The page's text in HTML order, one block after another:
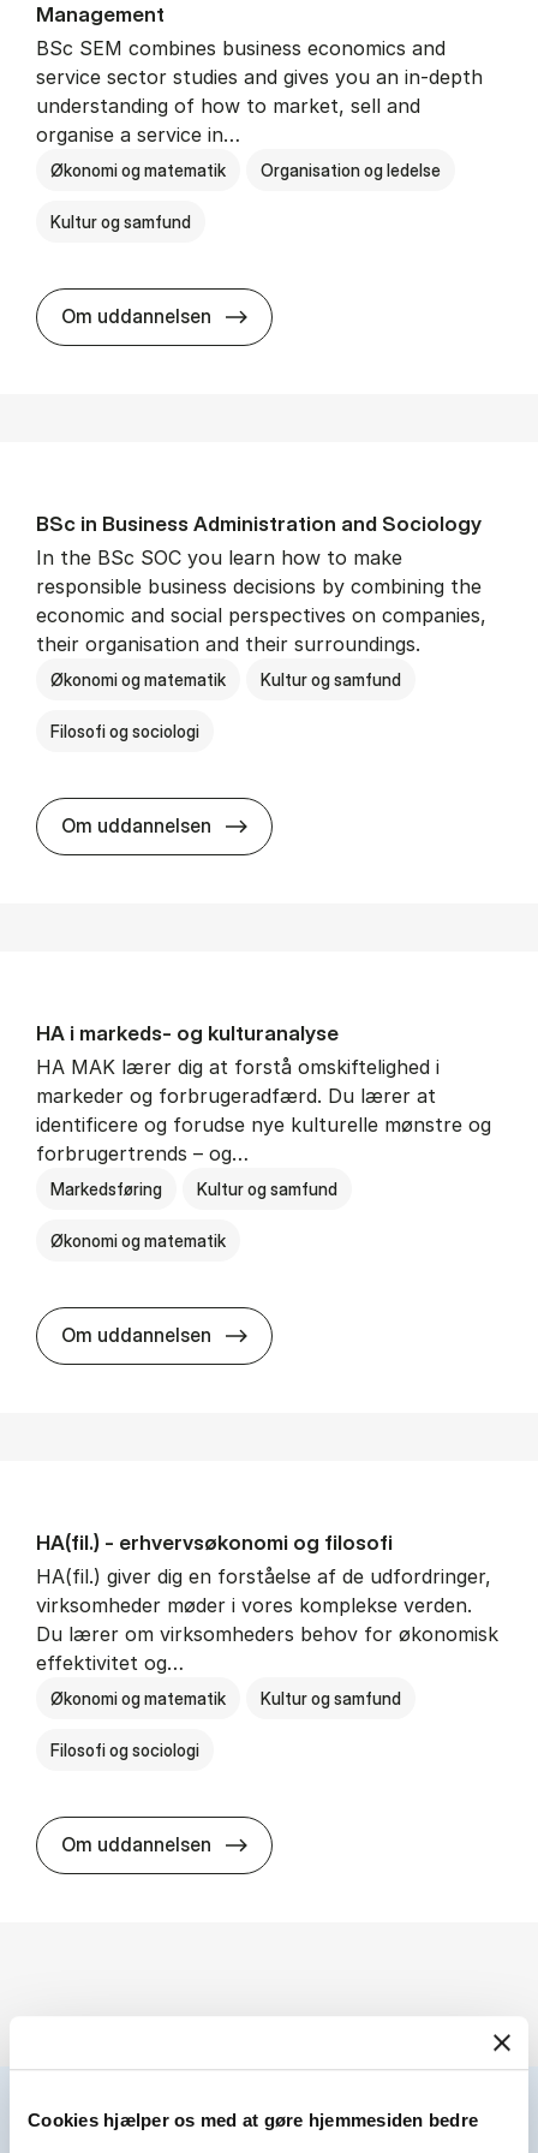
Cookies hjælper os med at gøre hjemmesiden bedre
Man­age­ment
BSc SEM combines business economics and
service sector studies and gives you an in-depth
understanding of how to market, sell and
organise a service in…
Økonomi og matematik Organisation og ledelse
Kultur og samfund
Om uddannelsen BSc in Busi­ness Ad­min­is­tra­tion
BSc in Busi­ness Ad­min­is­tra­tion and So­ci­ology
In the BSc SOC you learn how to make
responsible business decisions by combining the
economic and social perspectives on companies,
their organisation and their surroundings.
Økonomi og matematik Kultur og samfund
Filosofi og sociologi
Om uddannelsen BSc in Busi­ness Ad­min­is­tra­tion
HA i mar­keds- og kul­tu­r­a­na­ly­se
HA MAK lærer dig at forstå omskiftelighed i
markeder og forbrugeradfærd. Du lærer at
identificere og forudse nye kulturelle mønstre og
forbrugertrends – og…
Markedsføring Kultur og samfund
Økonomi og matematik
Om uddannelsen HA i mar­keds- og kul­tu­r­a­na­ly­se
HA(fil.) - erhvervs­økonomi og fi­lo­so­fi
HA(fil.) giver dig en forståelse af de udfordringer,
virksomheder møder i vores komplekse verden.
Du lærer om virksomheders behov for økonomisk
effektivitet og…
Økonomi og matematik Kultur og samfund
Filosofi og sociologi
Om uddannelsen HA(fil.) - erhvervs­økonomi og